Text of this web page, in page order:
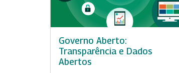
Governo Aberto:
Transparência e Dados
Abertos